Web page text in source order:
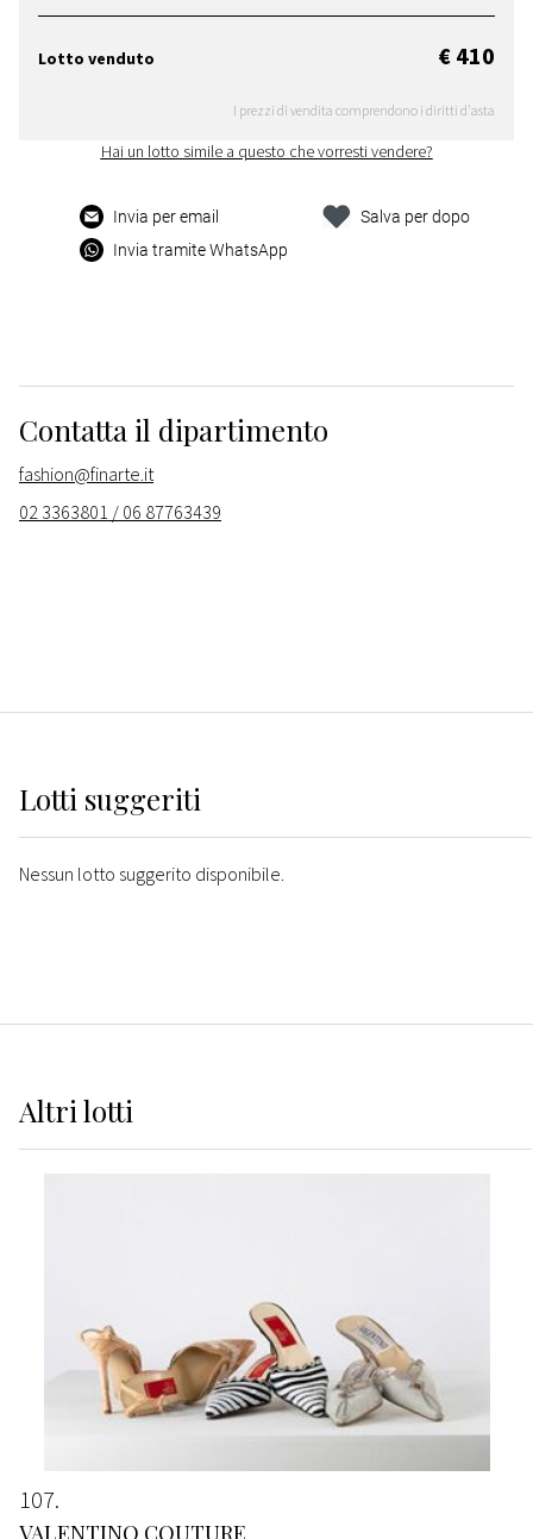
Lotto venduto € 410
I prezzi di vendita comprendono i diritti d'asta
Hai un lotto simile a questo che vorresti vendere?
Invia per email
Invia tramite WhatsApp
Salva per dopo
Contatta il dipartimento
fashion@finarte.it
02 3363801 / 06 87763439
Lotti suggeriti
Nessun lotto suggerito disponibile.
Altrilotti
107
VALENTINO COUTURE